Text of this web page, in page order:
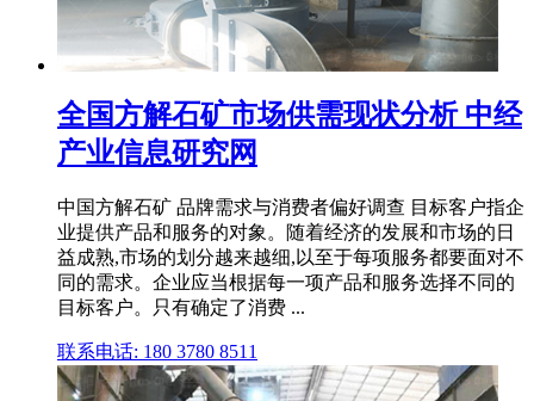
全国方解石矿市场供需现状分析 中经
产业信息研究网
中国方解石矿 品牌需求与消费者偏好调查 目标客户指企
业提供产品和服务的对象。随着经济的发展和市场的日
益成熟,市场的划分越来越细,以至于每项服务都要面对不
同的需求。企业应当根据每一项产品和服务选择不同的
目标客户。只有确定了消费 ...
联系电话: 180 3780 8511